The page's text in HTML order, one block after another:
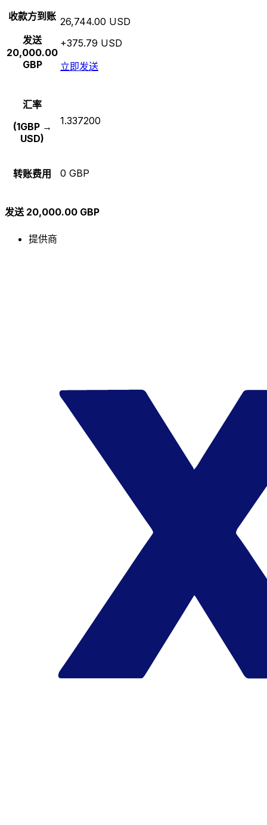
收款方到账
发送
20,000.00
GBP
26,744.00 USD
+375.79 USD
立即发送
汇率
(1GBP →
USD)
1.337200
转账费用 0 GBP
发送 20,000.00 GBP
提供商